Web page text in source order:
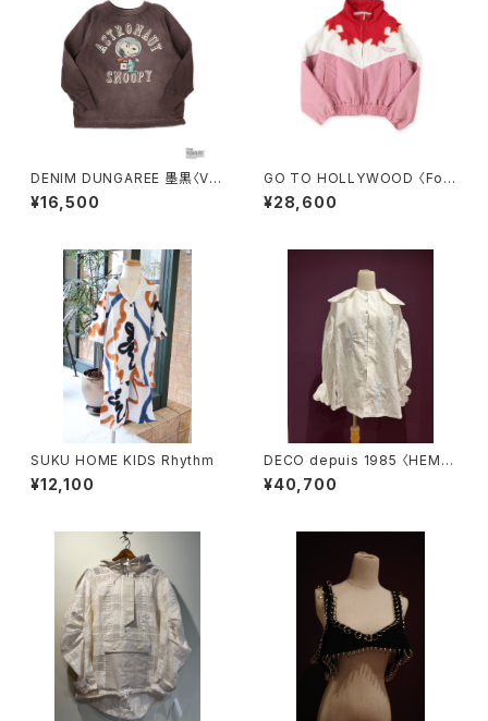
DENIM DUNGAREE 墨黒〈Vin
tage Cotton Jersey SNOO
PY ASTRONAUT Tee〉
¥16,500
GO TO HOLLYWOOD 〈Folk
lore Nylon Jacket〉RED
¥28,600
SUKU HOME KIDS Rhythm
¥12,100
DECO depuis 1985 〈HEMP
COTTON LACE SHIRTS〉
¥40,700